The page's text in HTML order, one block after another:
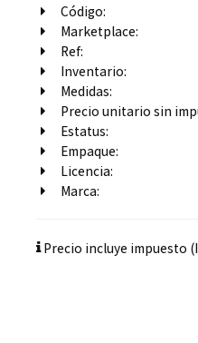
Código:
Marketplace:
Ref:
Inventario:
Medidas:
Precio unitario sin
Estatus:
Empaque:
Licencia:
Marca:
Precio incluye impuesto